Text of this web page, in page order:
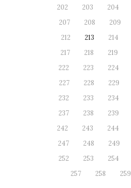
202
203 204
207
208 209
212
213 214
217
218 219
222
223 224
227
228 229
232
233 234
237
238 239
242
243 244
247
248 249
252
253 254
257
258 259